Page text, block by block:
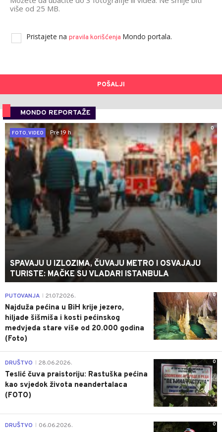
više od 25 MB.
Pristajete na pravila korišćenja Mondo portala.
POŠALJI
MONDO REPORTAŽE
0
FOTO, VIDEO
Pre 19 h
SPAVAJU U IZLOZIMA, ČUVAJU METRO I OSVAJAJU
TURISTE: MAČKE SU VLADARI ISTANBULA
0
PUTOVANJA 21.07.2026.
Najduža pećina u BiH krije jezero,
hiljade šišmiša i kosti pećinskog
medvjeda stare više od 20.000 godina
(Foto)
0
DRUŠTVO 28.06.2026.
Teslić čuva praistoriju: Rastuška pećina
kao svjedok života neandertalaca
(FOTO)
0
DRUŠTVO 06.06.2026.